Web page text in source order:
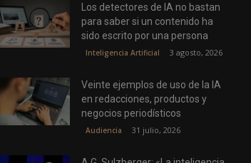
Los detectores de IA no bastan
para saber si un contenido ha
sido escrito por una persona
Inteligencia Artificial 3 agosto, 2026
Veinte ejemplos de uso de la IA
en redacciones, productos y
negocios periodísticos
Audiencia 31 julio, 2026